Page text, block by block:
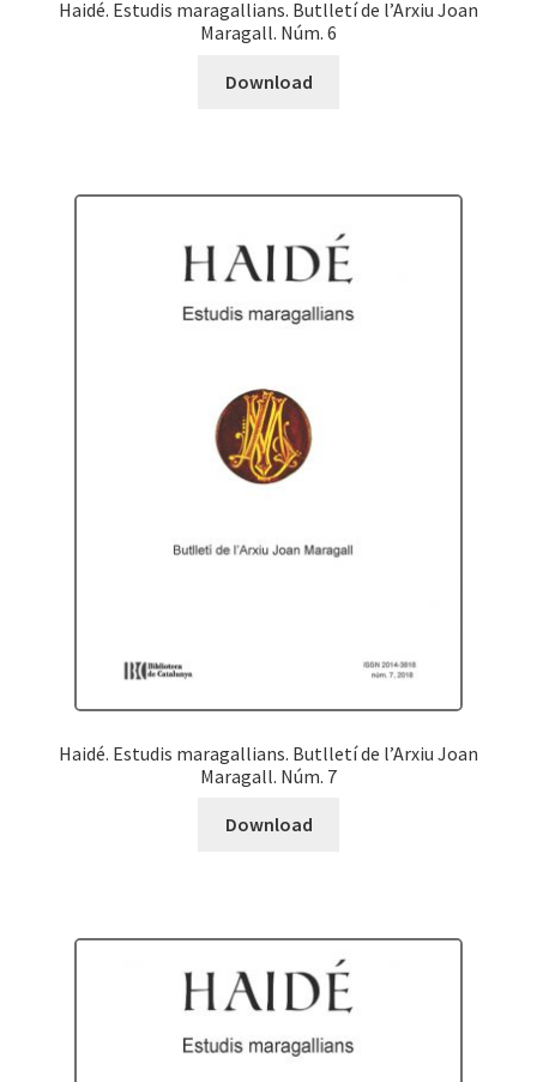
Haidé. Estudis maragallians. Butlletí de l’Arxiu Joan
Maragall. Núm. 6
Download
Haidé. Estudis maragallians. Butlletí de l’Arxiu Joan
Maragall. Núm. 7
Download